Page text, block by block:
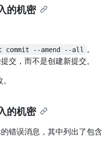
的机密
commit --amend --all
。
交，而不是创建新提交。
的机密
错误消息，其中列出了包含